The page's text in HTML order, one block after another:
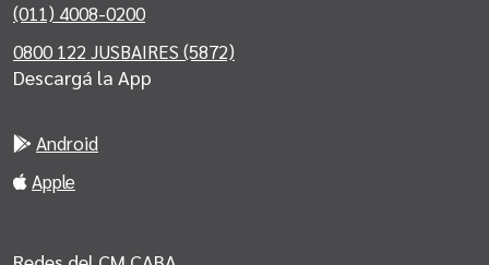
(011) 4008-0200
0800 122 JUSBAIRES (5872)
Descargá la App
Android
Apple